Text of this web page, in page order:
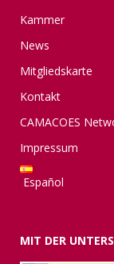
Kammer
News
Mitgliedskarte
Kontakt
CAMACOES
Impressum
Español
MIT DER